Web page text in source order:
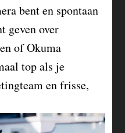
bent en spontaan
geven over
of Okuma
top als je
en frisse,